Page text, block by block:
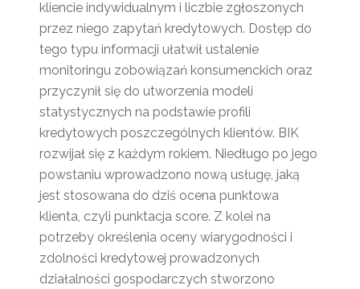
kliencie indywidualnym i liczbie zgłoszonych
przez niego zapytań kredytowych. Dostęp do
tego typu informacji ułatwił ustalenie
monitoringu zobowiązań konsumenckich oraz
przyczynił się do utworzenia modeli
statystycznych na podstawie profili
kredytowych poszczególnych klientów. BIK
rozwijał się z każdym rokiem. Niedługo po jego
powstaniu wprowadzono nową usługę, jaką
jest stosowana do dziś ocena punktowa
klienta, czyli punktacja score. Z kolei na
potrzeby określenia oceny wiarygodności i
zdolności kredytowej prowadzonych
działalności gospodarczych stworzono